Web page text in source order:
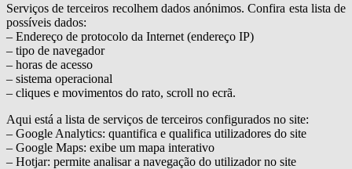
Serviços de terceiros recolhem dados anónimos. Confira esta lista de
possíveis dados:
– Endereço de protocolo da Internet (endereço IP)
– tipo de navegador
– horas de acesso
– sistema operacional
– cliques e movimentos do rato, scroll no ecrã.
Aqui está a lista de serviços de terceiros configurados no site:
– Google Analytics: quantifica e qualifica utilizadores do site
– Google Maps: exibe um mapa interativo
– Hotjar: permite analisar a navegação do utilizador no site